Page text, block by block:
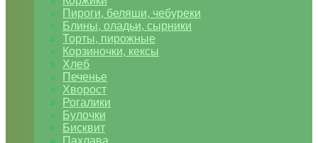
Пироги, беляши, чебуреки
Блины, оладьи, сырники
Торты, пирожные
Корзиночки, кексы
Хлеб
Печенье
Хворост
Рогалики
Булочки
Бисквит
Пахлава